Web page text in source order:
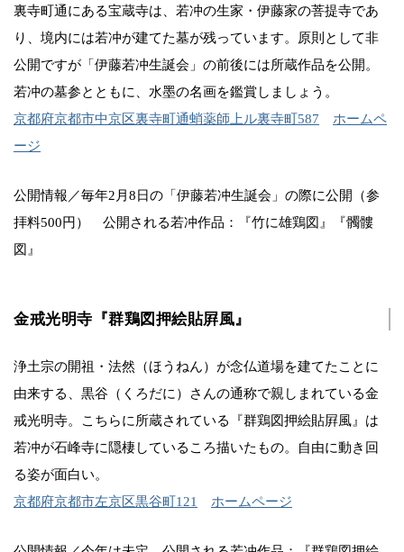
裏寺町通にある宝蔵寺は、若冲の生家・伊藤家の菩提寺であ
り、境内には若冲が建てた墓が残っています。原則として非
公開ですが「伊藤若冲生誕会」の前後には所蔵作品を公開。
若冲の墓参とともに、水墨の名画を鑑賞しましょう。
京都府京都市中京区裏寺町通蛸薬師上ル裏寺町587
ホームペ
ージ
公開情報／毎年2月8日の「伊藤若冲生誕会」の際に公開（参
拝料500円） 公開される若冲作品：『竹に雄鶏図』『髑髏
図』
金戒光明寺『群鶏図押絵貼屛風』
浄土宗の開祖・法然（ほうねん）が念仏道場を建てたことに
由来する、黒谷（くろだに）さんの通称で親しまれている金
戒光明寺。こちらに所蔵されている『群鶏図押絵貼屛風』は
若冲が石峰寺に隠棲しているころ描いたもの。自由に動き回
る姿が面白い。
京都府京都市左京区黒谷町121
ホームページ